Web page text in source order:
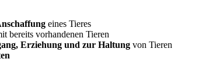
eines Tieres
bereits vorhandenen Tieren
Erziehung und zur Haltung von Tieren